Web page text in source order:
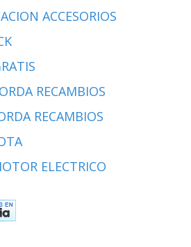
ACCESORIOS
RECAMBIOS
RECAMBIOS
ELECTRICO